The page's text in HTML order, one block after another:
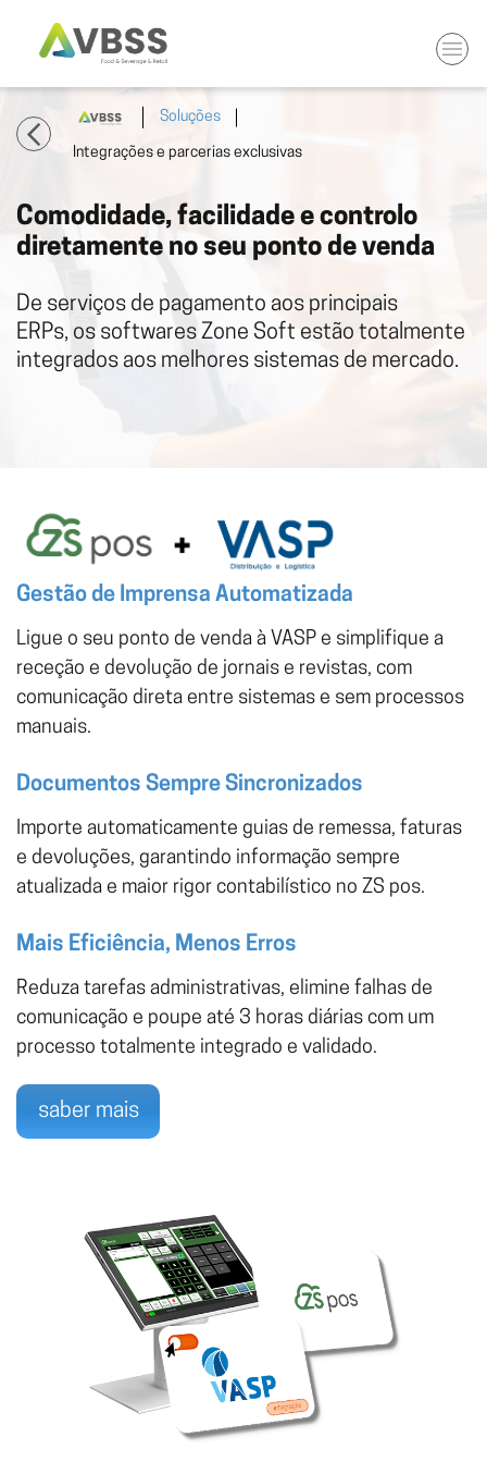
Soluções
Integrações e parcerias exclusivas
Comodidade, facilidade e controlo
diretamente no seu ponto de venda
De serviços de pagamento aos principais
ERPs, os softwares Zone Soft estão totalmente
integrados aos melhores sistemas de mercado.
Gestão de Imprensa Automatizada
Ligue o seu ponto de venda à VASP e simplifique a
receção e devolução de jornais e revistas, com
comunicação direta entre sistemas e sem processos
manuais.
Documentos Sempre Sincronizados
Importe automaticamente guias de remessa, faturas
e devoluções, garantindo informação sempre
atualizada e maior rigor contabilístico no ZS pos.
Mais Eficiência, Menos Erros
Reduza tarefas administrativas, elimine falhas de
comunicação e poupe até 3 horas diárias com um
processo totalmente integrado e validado.
saber mais